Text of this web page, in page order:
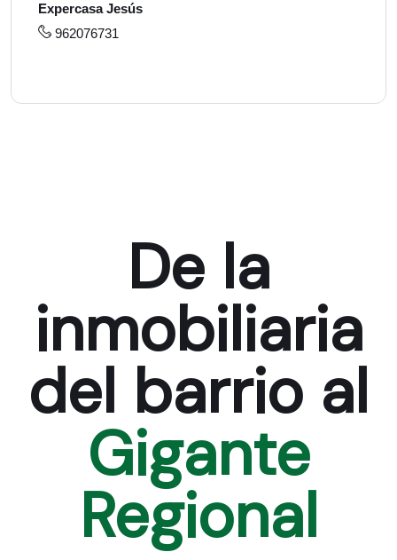
Expercasa Jesús
962076731
De la
inmobiliaria
del barrio al
Gigante
Regional